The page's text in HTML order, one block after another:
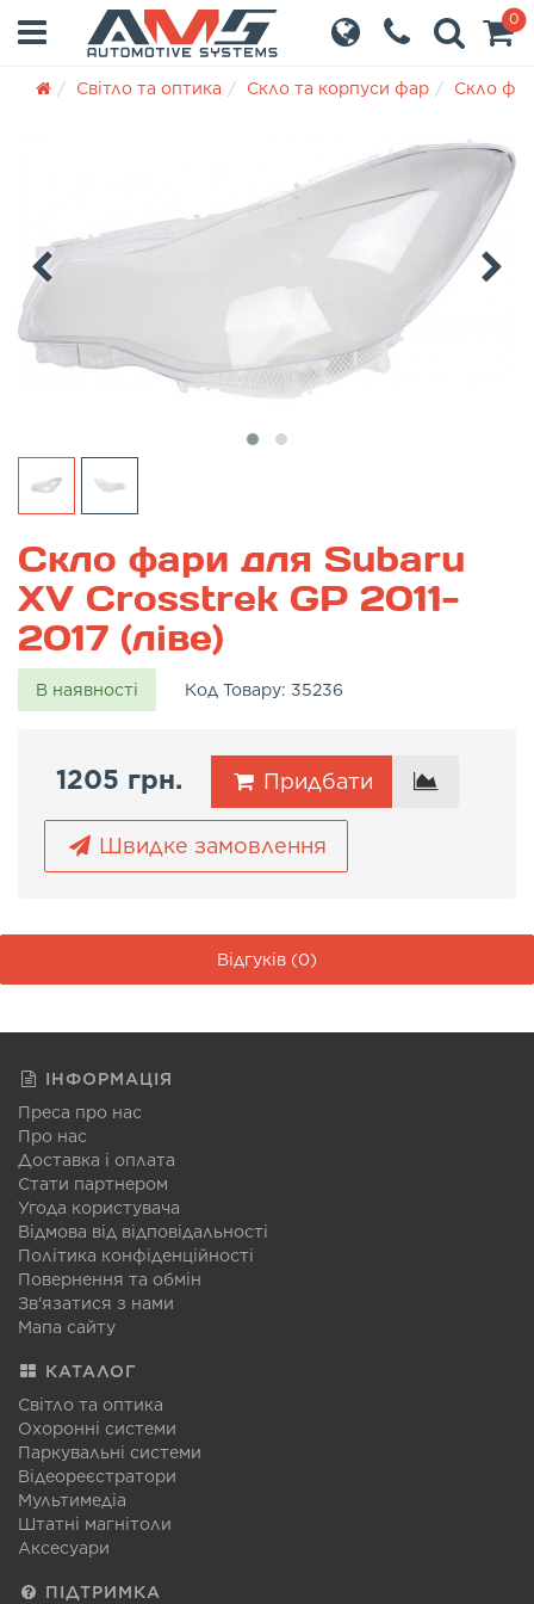
0
Світло та оптика Скло та корпуси фар Скло
Скло фари для Subaru
XV Crosstrek GP 2011-
2017 (ліве)
В наявності Код Товару: 35236
1205 грн. Придбати
Швидке замовлення
Відгуків (0)
ІНФОРМАЦІЯ
Преса про нас
Про нас
Доставка і оплата
Стати партнером
Угода користувача
Відмова від відповідальності
Політика конфіденційності
Повернення та обмін
Зв'язатися з нами
Мапа сайту
КАТАЛОГ
Світло та оптика
Охоронні системи
Паркувальні системи
Відеореєстратори
Мультимедіа
Штатні магнітоли
Аксесуари
ПІДТРИМКА